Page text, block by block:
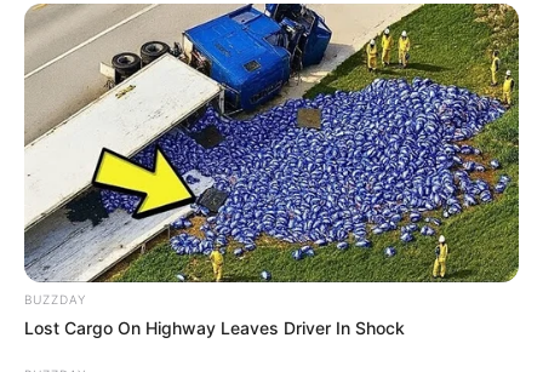
BUZZDAY
Lost Cargo On Highway Leaves Driver In Shock